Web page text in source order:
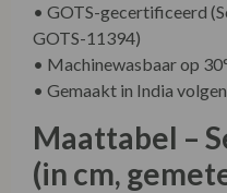
• GOTS-gecertificeerd
GOTS-11394)
• Machinewasbaar op
• Gemaakt in India
Maattabel –
(in cm,